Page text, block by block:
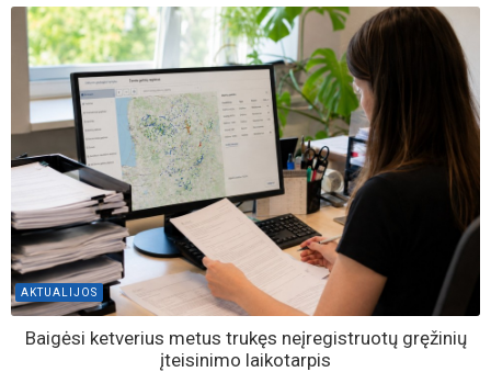
AKTUALIJOS
Baigėsi ketverius metus trukęs neįregistruotų gręžinių
įteisinimo laikotarpis